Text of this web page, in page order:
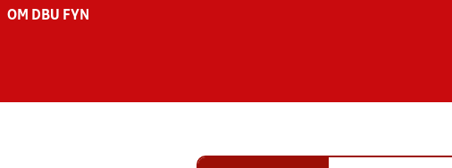
OM DBU FYN